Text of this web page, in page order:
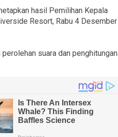
hasil Pemilihan Kepala
Resort, Rabu 4 Desember
suara dan penghitungan